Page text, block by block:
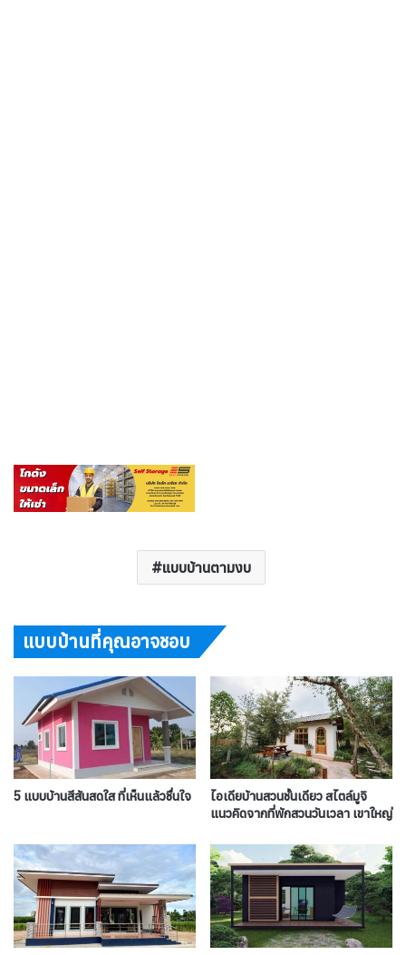
แบบบ้านตามงบ
แบบบ้านที่คุณอาจชอบ
5 แบบบ้านสีสันสดใส ที่เห็นแล้วชื่นใจ
ไอเดียบ้านสวนชั้นเดียว สไตล์มูจิ
แนวคิดจากที่พักสวนวันเวลา เขาใหญ่